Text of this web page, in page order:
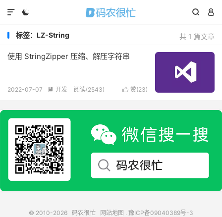
  

共 1 篇文章
标签：LZ-String
使用 StringZipper 压缩、解压字符串
 赞(23)
2022-07-07  开发 阅读(2543)
© 2010-2026 码农很忙 网站地图 . 豫ICP备09040389号-3